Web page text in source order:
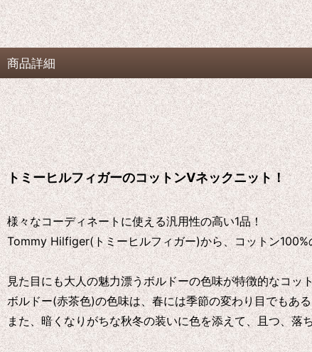
商品詳細
トミーヒルフィガーのコットンVネックニット！
様々なコーディネートに使える汎用性の高い1品！
Tommy Hilfiger(トミーヒルフィガー)から、コットン
見た目にも大人の魅力漂うボルドーの色味が特徴的なコッ
ボルドー(赤茶色)の色味は、春には季節の変わり目でもあ
また、暗くなりがちな秋冬の装いに色を添えて、且つ、落